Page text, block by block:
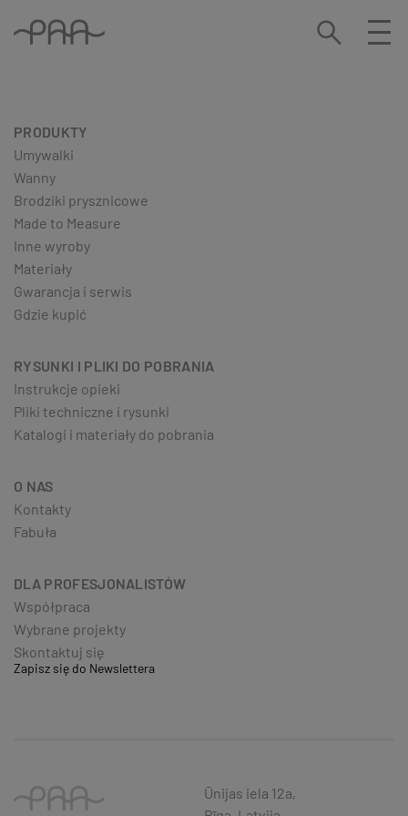
PRODUKTY
Umywalki
Wanny
Brodziki prysznicowe
Made to Measure
Inne wyroby
Materiały
Gwarancja i serwis
Gdzie kupić
RYSUNKI I PLIKI DO POBRANIA
Instrukcje opieki
Pliki techniczne i rysunki
Katalogi i materiały do pobrania
O NAS
Kontakty
Fabuła
DLA PROFESJONALISTÓW
Współpraca
Wybrane projekty
Skontaktuj się
Zapisz się do Newslettera
Ūnijas iela 12a,